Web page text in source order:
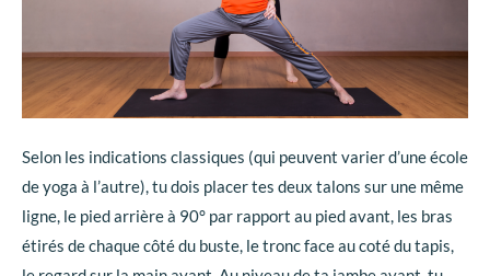
Selon les indications classiques (qui peuvent varier d’une école
de yoga à l’autre), tu dois placer tes deux talons sur une même
ligne, le pied arrière à 90° par rapport au pied avant, les bras
étirés de chaque côté du buste, le tronc face au coté du tapis,